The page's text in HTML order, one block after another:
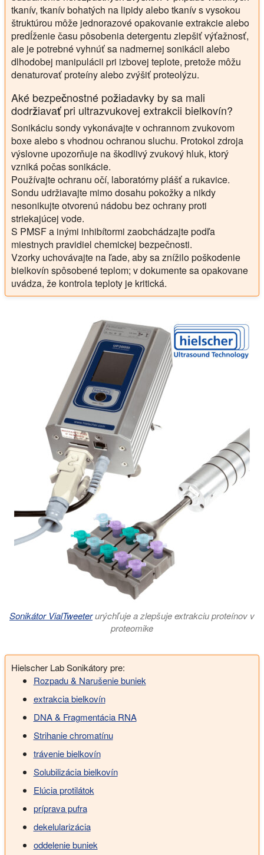
tkanív, tkanív bohatých na lipidy alebo tkanív s vysokou
štruktúrou môže jednorazové opakovanie extrakcie alebo
predĺženie času pôsobenia detergentu zlepšiť výťažnosť,
ale je potrebné vyhnúť sa nadmernej sonikácii alebo
dlhodobej manipulácii pri izbovej teplote, pretože môžu
denaturovať proteíny alebo zvýšiť proteolýzu.
Aké bezpečnostné požiadavky by sa mali
dodržiavať pri ultrazvukovej extrakcii bielkovín?
Sonikáciu sondy vykonávajte v ochrannom zvukovom
boxe alebo s vhodnou ochranou sluchu. Protokol zdroja
výslovne upozorňuje na škodlivý zvukový hluk, ktorý
vzniká počas sonikácie.
Používajte ochranu očí, laboratórny plášť a rukavice.
Sondu udržiavajte mimo dosahu pokožky a nikdy
nesonikujte otvorenú nádobu bez ochrany proti
striekajúcej vode.
S PMSF a inými inhibítormi zaobchádzajte podľa
miestnych pravidiel chemickej bezpečnosti.
Vzorky uchovávajte na ľade, aby sa znížilo poškodenie
bielkovín spôsobené teplom; v dokumente sa opakovane
uvádza, že kontrola teploty je kritická.
Sonikátor VialTweeterurýchľuje a zlepšuje extrakciu proteínov v
proteomike
Hielscher Lab Sonikátory pre:
Rozpadu & Narušenie buniek
extrakcia bielkovín
DNA & Fragmentácia RNA
Strihanie chromatínu
trávenie bielkovín
Solubilizácia bielkovín
Elúcia protilátok
príprava pufra
dekelularizácia
oddelenie buniek